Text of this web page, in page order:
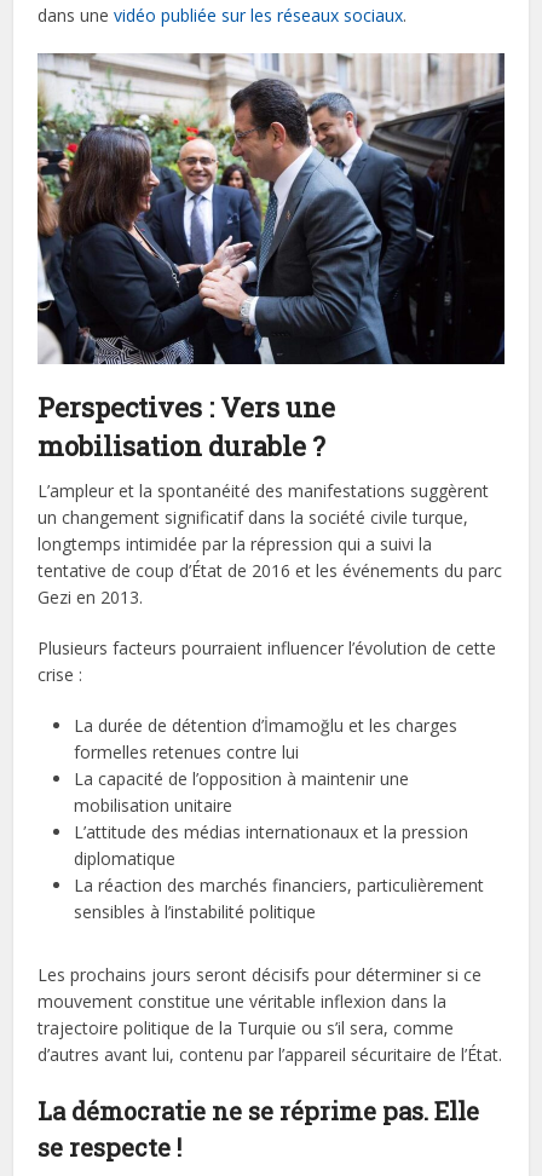
dans unevidéo publiée sur les réseaux sociaux.
Perspectives : Vers une
mobilisation durable ?
L’ampleur et la spontanéité des manifestations suggèrent
un changement significatif dans la société civile turque,
longtemps intimidée par la répression qui a suivi la
tentative de coup d’État de 2016 et les événements du parc
Gezi en 2013.
Plusieurs facteurs pourraient influencer l’évolution de cette
crise :
La durée de détention d’İmamoğlu et les charges
formelles retenues contre lui
La capacité de l’opposition à maintenir une
mobilisation unitaire
L’attitude des médias internationaux et la pression
diplomatique
La réaction des marchés financiers, particulièrement
sensibles à l’instabilité politique
Les prochains jours seront décisifs pour déterminer si ce
mouvement constitue une véritable inflexion dans la
trajectoire politique de la Turquie ou s’il sera, comme
d’autres avant lui, contenu par l’appareil sécuritaire de l’État.
La démocratie ne se réprime pas. Elle
se respecte !